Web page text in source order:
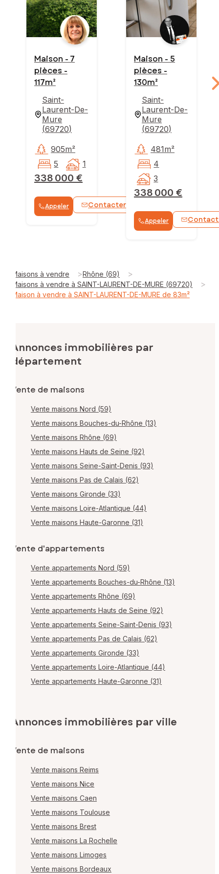
Maison - 7
pièces -
117m²
Saint-
Laurent-De-
Mure
(69720)
338 000 €
905m²
5
1
Appeler Contacter
Maison - 5
pièces -
130m²
Saint-
Laurent-De-
Mure
(69720)
338 000 €
481m²
4
3
Appeler
Maisons à vendre >Rhône (69) >
Maisons à vendre à SAINT-LAURENT-DE-MURE (69720) >
Maison à vendre à SAINT-LAURENT-DE-MURE de 83m²
Annonces immobilières par
département
Vente de maisons
Vente maisons Nord (59)
Vente maisons Bouches-du-Rhône (13)
Vente maisons Rhône (69)
Vente maisons Hauts de Seine (92)
Vente maisons Seine-Saint-Denis (93)
Vente maisons Pas de Calais (62)
Vente maisons Gironde (33)
Vente maisons Loire-Atlantique (44)
Vente maisons Haute-Garonne (31)
Vente d'appartements
Vente appartements Nord (59)
Vente appartements Bouches-du-Rhône (13)
Vente appartements Rhône (69)
Vente appartements Hauts de Seine (92)
Vente appartements Seine-Saint-Denis (93)
Vente appartements Pas de Calais (62)
Vente appartements Gironde (33)
Vente appartements Loire-Atlantique (44)
Vente appartements Haute-Garonne (31)
Annonces immobilières par ville
Vente de maisons
Vente maisons Reims
Vente maisons Nice
Vente maisons Caen
Vente maisons Toulouse
Vente maisons Brest
Vente maisons La Rochelle
Vente maisons Limoges
Vente maisons Bordeaux